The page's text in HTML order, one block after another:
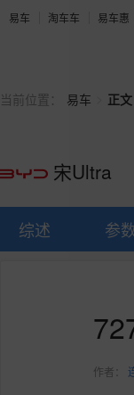
易车 淘车车 易车惠
当前位置： 易车 正文
宋Ultra
综述 参
作者：